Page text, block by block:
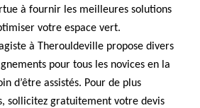
à fournir les meilleures solutions
votre espace vert.
à Therouldeville propose divers
pour tous les novices en la
d’être assistés. Pour de plus
sollicitez gratuitement votre devis